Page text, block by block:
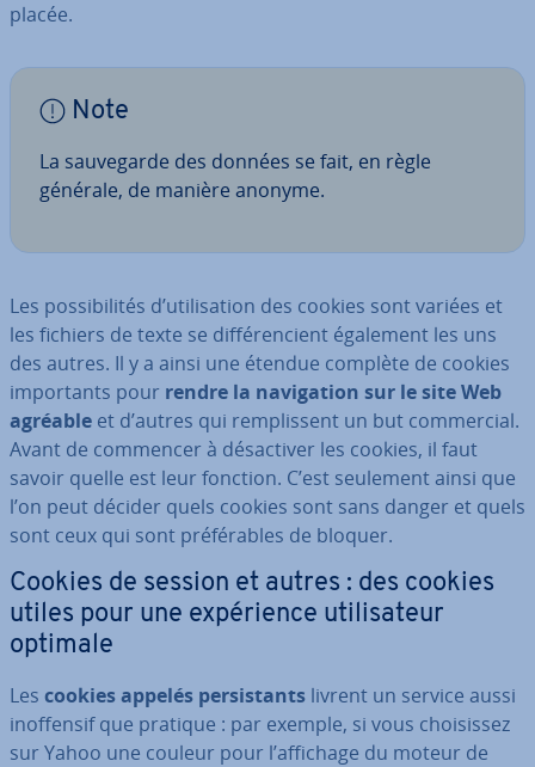
placée.
Note
La sau­ve­garde des données se fait, en règle
générale, de manière anonyme.
Les pos­si­bi­li­tés d’uti­li­sa­tion des cookies sont variées et
les fichiers de texte se dif­fé­ren­cient également les uns
des autres. Il y a ainsi une étendue complète de cookies
im­por­tants pour rendre la na­vi­ga­tion sur le site Web
agréable et d’autres qui rem­plis­sent un but com­mer­cial.
Avant de commencer à dé­sac­ti­ver les cookies, il faut
savoir quelle est leur fonction. C’est seulement ainsi que
l’on peut décider quels cookies sont sans danger et quels
sont ceux qui sont pré­fé­rables de bloquer.
Cookies de session et autres : des cookies
utiles pour une ex­pé­rience uti­li­sa­teur
optimale
Les cookies appelés per­sis­tants livrent un service aussi
inof­fen­sif que pratique : par exemple, si vous choi­sis­sez
sur Yahoo une couleur pour l’affichage du moteur de